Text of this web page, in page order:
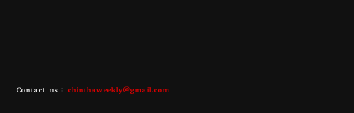
Contact us : chinthaweekly@gmail.com